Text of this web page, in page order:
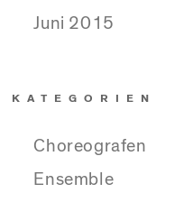
Juni 2015
KATEGORIEN
Choreografen
Ensemble